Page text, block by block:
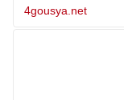
4gousya.net